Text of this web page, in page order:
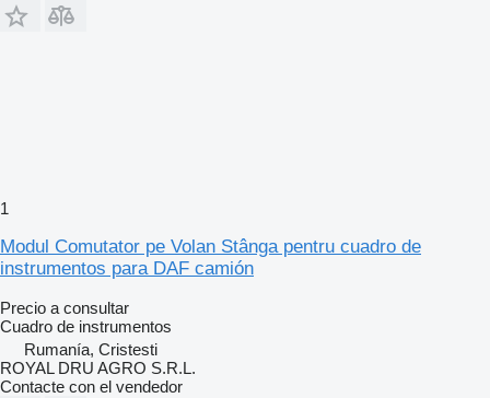
1
Modul Comutator pe Volan Stânga pentru cuadro de
instrumentos para DAF camión
Precio a consultar
Cuadro de instrumentos
Rumanía, Cristesti
ROYAL DRU AGRO S.R.L.
Contacte con el vendedor